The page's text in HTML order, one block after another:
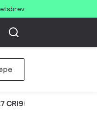
CRI95A60CLG